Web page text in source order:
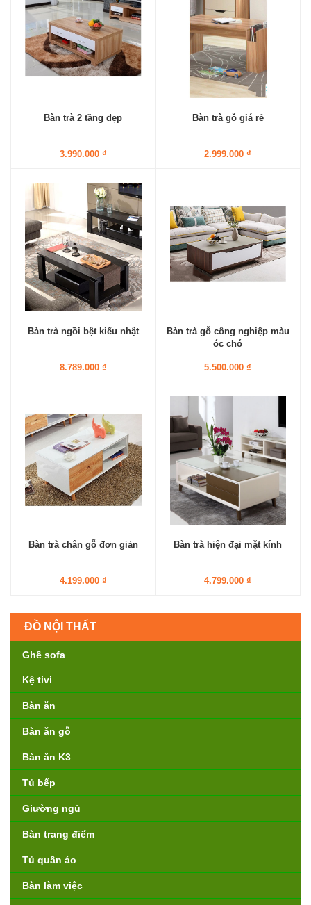
Bàn trà 2 tầng đẹp
3.990.000 ₫
Bàn trà gỗ giá rẻ
2.999.000 ₫
Bàn trà ngồi bệt kiểu nhật
8.789.000 ₫
Bàn trà gỗ công nghiệp màu
óc chó
5.500.000 ₫
Bàn trà chân gỗ đơn giản
4.199.000 ₫
Bàn trà hiện đại mặt kính
4.799.000 ₫
ĐỒ NỘI THẤT
Ghế sofa
Kệ tivi
Bàn ăn
Bàn ăn gỗ
Bàn ăn K3
Tủ bếp
Giường ngủ
Bàn trang điểm
Tủ quần áo
Bàn làm việc